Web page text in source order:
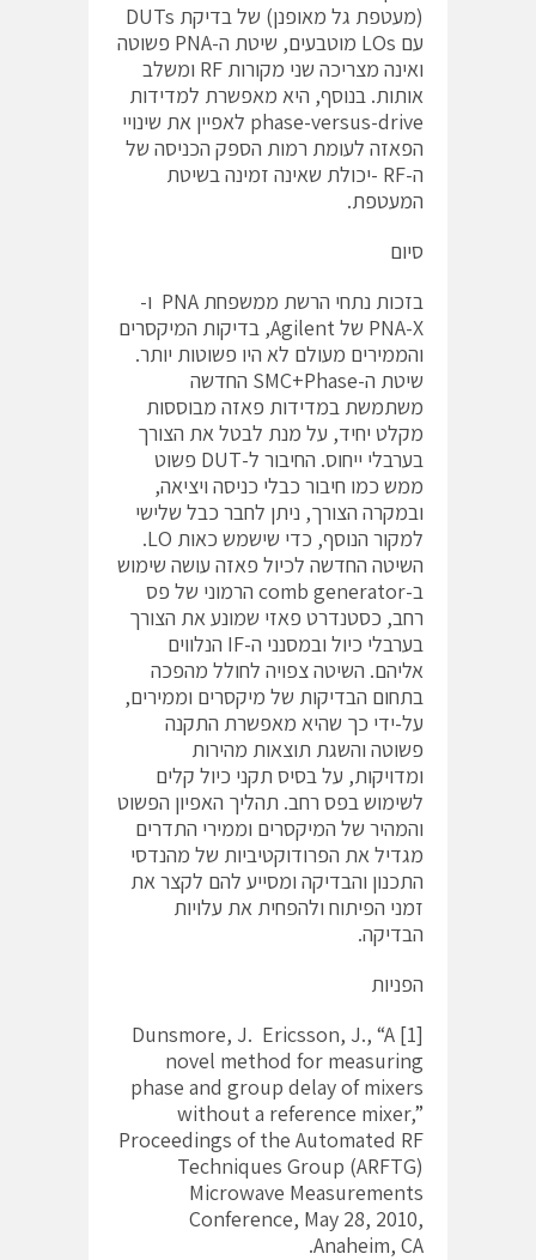
(מעטפת גל מאופנן) של בדיקת DUTs
עם LOs מוטבעים, שיטת ה-PNA פשוטה
ואינה מצריכה שני מקורות RF ומשלב
אותות. בנוסף, היא מאפשרת למדידות
phase-versus-drive לאפיין את שינויי
הפאזה לעומת רמות הספק הכניסה של
ה-RF -יכולת שאינה זמינה בשיטת
המעטפת.
סיום
בזכות נתחי הרשת ממשפחת PNA ו-
PNA-X של Agilent, בדיקות המיקסרים
והממירים מעולם לא היו פשוטות יותר.
שיטת ה-SMC+Phase החדשה
משתמשת במדידות פאזה מבוססות
מקלט יחיד, על מנת לבטל את הצורך
בערבלי ייחוס. החיבור ל-DUT פשוט
ממש כמו חיבור כבלי כניסה ויציאה,
ובמקרה הצורך, ניתן לחבר כבל שלישי
למקור הנוסף, כדי שישמש כאות LO.
השיטה החדשה לכיול פאזה עושה שימוש
ב-comb generator הרמוני של פס
רחב, כסטנדרט פאזי שמונע את הצורך
בערבלי כיול ובמסנני ה-IF הנלווים
אליהם. השיטה צפויה לחולל מהפכה
בתחום הבדיקות של מיקסרים וממירים,
על-ידי כך שהיא מאפשרת התקנה
פשוטה והשגת תוצאות מהירות
ומדויקות, על בסיס תקני כיול קלים
לשימוש בפס רחב. תהליך האפיון הפשוט
והמהיר של המיקסרים וממירי התדרים
מגדיל את הפרודוקטיביות של מהנדסי
התכנון והבדיקה ומסייע להם לקצר את
זמני הפיתוח ולהפחית את עלויות
הבדיקה.
הפניות
[1] Dunsmore, J. Ericsson, J., “A
novel method for measuring
phase and group delay of mixers
without a reference mixer,”
Proceedings of the Automated RF
Techniques Group (ARFTG)
Microwave Measurements
Conference, May 28, 2010,
Anaheim, CA.